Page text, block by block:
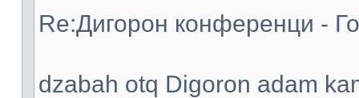
Re:Дигорон конференци -
dzabah otq Digoron adam